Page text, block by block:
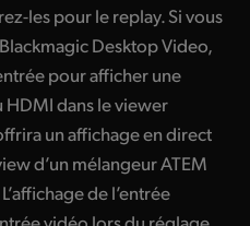
les pour le replay. Si vous
Desktop Video,
pour afficher une
HDMI dans le viewer
un affichage en direct
d’un mélangeur ATEM
de l’entrée